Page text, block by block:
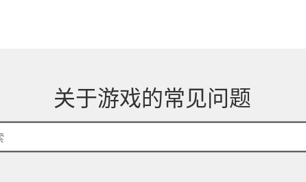
关于游戏的常见问题